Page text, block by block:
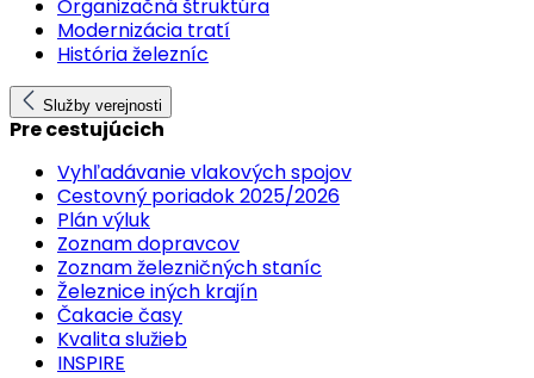
Organizačná štruktúra
Modernizácia tratí
História železníc
Služby verejnosti
Pre cestujúcich
Vyhľadávanie vlakových spojov
Cestovný poriadok 2025/2026
Plán výluk
Zoznam dopravcov
Zoznam železničných staníc
Železnice iných krajín
Čakacie časy
Kvalita služieb
INSPIRE